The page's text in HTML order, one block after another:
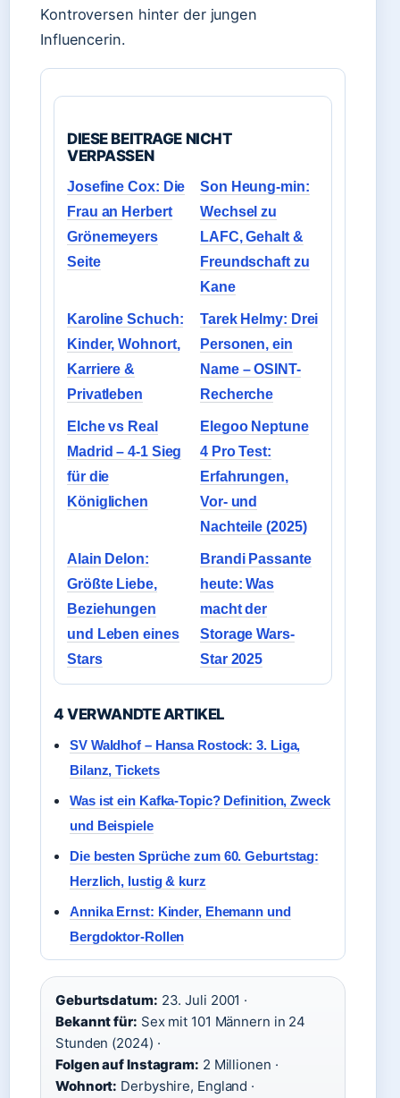
Kontroversen hinter der jungen
Influencerin.
DIESE BEITRAGE NICHT
VERPASSEN
Josefine Cox: Die
Frau an Herbert
Grönemeyers
Seite
Son Heung-min:
Wechsel zu
LAFC, Gehalt &
Freundschaft zu
Kane
Karoline Schuch:
Kinder, Wohnort,
Karriere &
Privatleben
Tarek Helmy: Drei
Personen, ein
Name – OSINT-
Recherche
Elche vs Real
Madrid – 4-1 Sieg
für die
Königlichen
Elegoo Neptune
4 Pro Test:
Erfahrungen,
Vor- und
Nachteile (2025)
Alain Delon:
Größte Liebe,
Beziehungen
und Leben eines
Stars
Brandi Passante
heute: Was
macht der
Storage Wars-
Star 2025
4 VERWANDTE ARTIKEL
SV Waldhof – Hansa Rostock: 3. Liga,
Bilanz, Tickets
Was ist ein Kafka-Topic? Definition, Zweck
und Beispiele
Die besten Sprüche zum 60. Geburtstag:
Herzlich, lustig & kurz
Annika Ernst: Kinder, Ehemann und
Bergdoktor-Rollen
Geburtsdatum: 23. Juli 2001 ·
Bekannt für: Sex mit 101 Männern in 24
Stunden (2024) ·
Folgen auf Instagram: 2 Millionen ·
Wohnort: Derbyshire, England ·